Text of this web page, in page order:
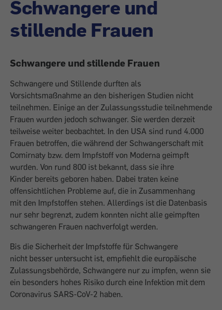
Schwangere und
stillende Frauen
Schwangere und stillende Frauen
Schwangere und Stillende durften als
Vorsichtsmaßnahme an den bisherigen Studien nicht
teilnehmen. Einige an der Zulassungsstudie teilnehmende
Frauen wurden jedoch schwanger. Sie werden derzeit
teilweise weiter beobachtet. In den USA sind rund 4.000
Frauen betroffen, die während der Schwangerschaft mit
Comirnaty bzw. dem Impfstoff von Moderna geimpft
wurden. Von rund 800 ist bekannt, dass sie ihre
Kinder bereits geboren haben. Dabei traten keine
offensichtlichen Probleme auf, die in Zusammenhang
mit den Impfstoffen stehen. Allerdings ist die Datenbasis
nur sehr begrenzt, zudem konnten nicht alle geimpften
schwangeren Frauen nachverfolgt werden.
Bis die Sicherheit der Impfstoffe für Schwangere
nicht besser untersucht ist, empfiehlt die europäische
Zulassungsbehörde, Schwangere nur zu impfen, wenn sie
ein besonders hohes Risiko durch eine Infektion mit dem
Coronavirus SARS-CoV-2 haben.